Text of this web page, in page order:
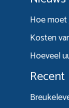
Hoe
Kosten
Hoeveel